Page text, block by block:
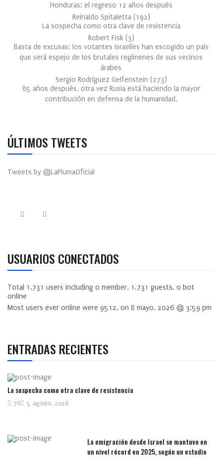
Honduras: el regreso 12 años después
Reinaldo Spitaletta (192)
La sospecha como otra clave de resistencia
Robert Fisk (3)
Basta de excusas: los votantes israelíes han escogido un país
que será espejo de los brutales regímenes de sus vecinos
árabes
Sergio Rodríguez Gelfenstein (273)
85 años después, otra vez Rusia está haciendo la mayor
contribución en defensa de la humanidad.
ÚLTIMOS TWEETS
Tweets by @LaPlumaOficial
USUARIOS CONECTADOS
Total 1.731 users including 0 member, 1.731 guests, 0 bot
online
Most users ever online were 9512, on 8 mayo, 2026 @ 3:59 pm
ENTRADAS RECIENTES
La sospecha como otra clave de resistencia
5 agosto, 2026
76
La emigración desde Israel se mantuvo en
un nivel récord en 2025, según un estudio